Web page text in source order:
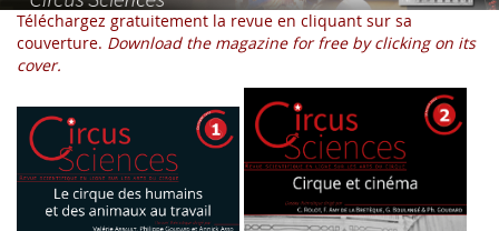
Téléchargez gratuitement la revue en cliquant sur sa
couverture. Download the magazine for free by clicking on its
cover.